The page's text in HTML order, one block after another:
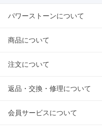
パワーストーンについて
商品について
注文について
返品・交換・修理について
会員サービスについて